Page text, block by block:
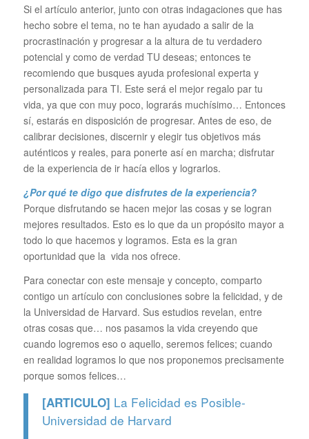
Si el artículo anterior, junto con otras indagaciones que has
hecho sobre el tema, no te han ayudado a salir de la
procrastinación y progresar a la altura de tu verdadero
potencial y como de verdad TU deseas; entonces te
recomiendo que busques ayuda profesional experta y
personalizada para TI. Este será el mejor regalo par tu
vida, ya que con muy poco, lograrás muchísimo… Entonces
sí, estarás en disposición de progresar. Antes de eso, de
calibrar decisiones, discernir y elegir tus objetivos más
auténticos y reales, para ponerte así en marcha; disfrutar
de la experiencia de ir hacía ellos y lograrlos.
¿Por qué te digo que disfrutes de la experiencia?
Porque disfrutando se hacen mejor las cosas y se logran
mejores resultados. Esto es lo que da un propósito mayor a
todo lo que hacemos y logramos. Esta es la gran
oportunidad que la vida nos ofrece.
Para conectar con este mensaje y concepto, comparto
contigo un artículo con conclusiones sobre la felicidad, y de
la Universidad de Harvard. Sus estudios revelan, entre
otras cosas que… nos pasamos la vida creyendo que
cuando logremos eso o aquello, seremos felices; cuando
en realidad logramos lo que nos proponemos precisamente
porque somos felices…
[ARTICULO] La Felicidad es Posible-
Universidad de Harvard